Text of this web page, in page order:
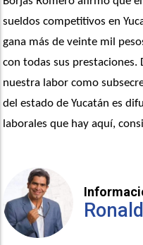
sueldos competitivos en
gana más de veinte mil
con todas sus prestaciones.
nuestra labor como
del estado de Yucatán es
laborales que hay aquí,